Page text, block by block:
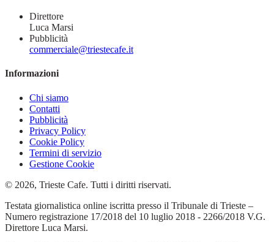
Direttore
Luca Marsi
Pubblicità
commerciale@triestecafe.it
Informazioni
Chi siamo
Contatti
Pubblicità
Privacy Policy
Cookie Policy
Termini di servizio
Gestione Cookie
© 2026, Trieste Cafe. Tutti i diritti riservati.
Testata giornalistica online iscritta presso il Tribunale di Trieste –
Numero registrazione 17/2018 del 10 luglio 2018 - 2266/2018 V.G.
Direttore Luca Marsi.